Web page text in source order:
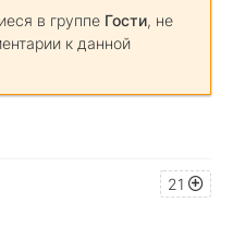
в группе Гости, не
к данной
21